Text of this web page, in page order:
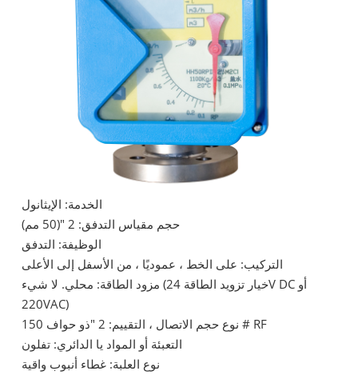
الخدمة: الإيثانول
حجم مقياس التدفق: 2 "(50 مم)
الوظيفة: التدفق
التركيب: على الخط ، عموديًا ، من الأسفل إلى الأعلى
مزود الطاقة: محلي. لا شيء (خيار تزويد الطاقة 24V DC أو
220VAC)
نوع حجم الاتصال ، التقييم: 2 "ذو حواف 150 # RF
التعبئة أو المواد يا الدائري: تفلون
نوع العلبة: غطاء أنبوب واقية